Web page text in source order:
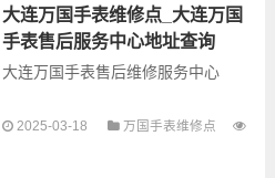
的故障检测维修，手表保养等业
务，为了享受优质...
大连万国手表维修点_大连万国
手表售后服务中心地址查询
大连万国手表售后维修服务中心
以下是古锋网为您整理的大连万国
2025-03-18
万国手表维修点